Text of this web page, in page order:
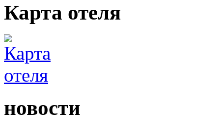
Карта отеля
новости